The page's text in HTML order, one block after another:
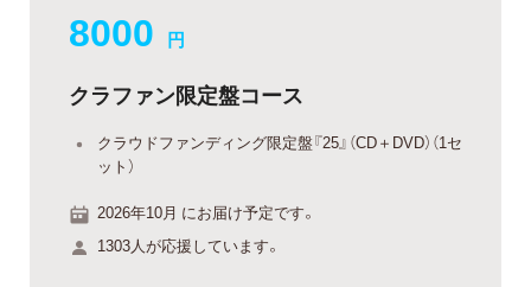
8000 円
クラファン限定盤コース
クラウドファンディング限定盤『25』（CD＋DVD）（1セ
ット）
2026年10月 にお届け予定です。
1303人が応援しています。